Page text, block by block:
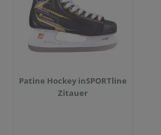
Patine Hockey inSPORTline
Zitauer